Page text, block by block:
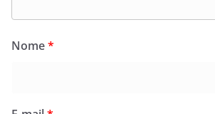
Nome*